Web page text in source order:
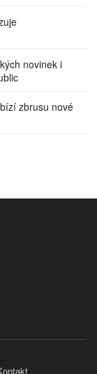
novinek i
zbrusu nové